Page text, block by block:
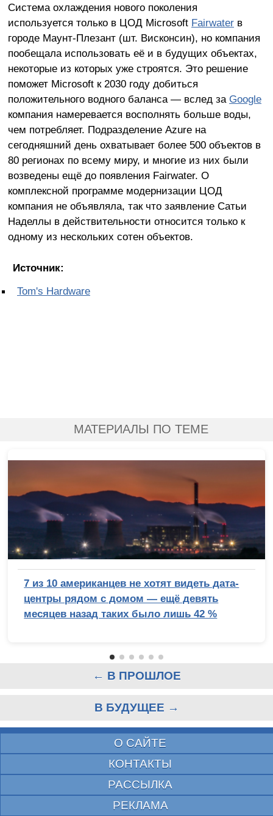
Система охлаждения нового поколения
используется только в ЦОД Microsoft Fairwaterв
городе Маунт-Плезант (шт. Висконсин), но компания
пообещала использовать её и в будущих объектах,
некоторые из которых уже строятся. Это решение
поможет Microsoft к 2030 году добиться
положительного водного баланса — вслед за Google
компания намеревается восполнять больше воды,
чем потребляет. Подразделение Azure на
сегодняшний день охватывает более 500 объектов в
80 регионах по всему миру, и многие из них были
возведены ещё до появления Fairwater. О
комплексной программе модернизации ЦОД
компания не объявляла, так что заявление Сатьи
Наделлы в действительности относится только к
одному из нескольких сотен объектов.
Источник:
Tom's Hardware
МАТЕРИАЛЫ ПО ТЕМЕ
7 из 10 американцев не хотят видеть дата-
центры рядом с домом — ещё девять
месяцев назад таких было лишь 42 %
← В ПРОШЛОЕ
В БУДУЩЕЕ →
О САЙТЕ
КОНТАКТЫ
РАССЫЛКА
РЕКЛАМА